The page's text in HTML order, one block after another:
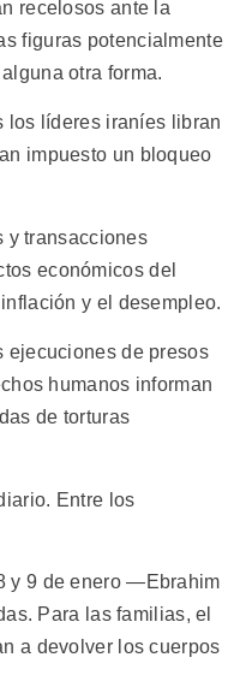
recelosos ante la
figuras potencialmente
otra forma.
los líderes iraníes libran
impuesto un bloqueo
y transacciones
económicos del
y el desempleo.
ejecuciones de presos
humanos informan
de torturas
Entre los
y 9 de enero —Ebrahim
Para las familias, el
a devolver los cuerpos